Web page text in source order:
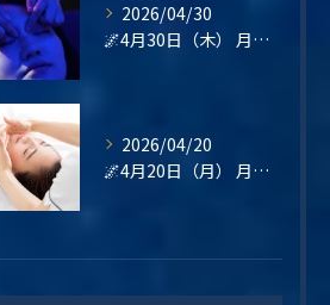
2026/04/30
🌌4月30日（木） 月末の疲れは、“その日のうちに整える”という選択を🌿
2026/04/20
🌌4月20日（月） 月曜日は、“整えてから始める”という選択を🌿